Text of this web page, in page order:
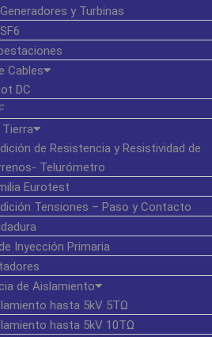
y Turbinas
Cables
DC
de Resistencia y Resistividad de
Telurómetro
Eurotest
Tensiones – Paso y Contacto
Inyección Primaria
de Aislamiento
hasta 5kV 5TΩ
hasta 5kV 10TΩ